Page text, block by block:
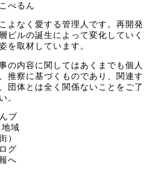
べるん
よなく愛する管理人です。再開発
ビルの誕生によって変化していく
を取材しています。
の内容に関してはあくまでも個人
推察に基づくものであり、関連す
団体とは全く関係ないことをご了
。